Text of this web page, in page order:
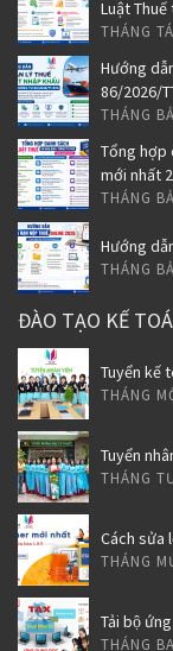
Luật Thuế
THÁNG
Hướng
86/2026/
THÁNG
Tổng hợp
mới nhất
THÁNG
Hướng
THÁNG
ĐÀO TẠO KẾ
Tuyển kế
THÁNG
Tuyển
THÁNG
Cách sửa
THÁNG
Tải bộ
THÁNG